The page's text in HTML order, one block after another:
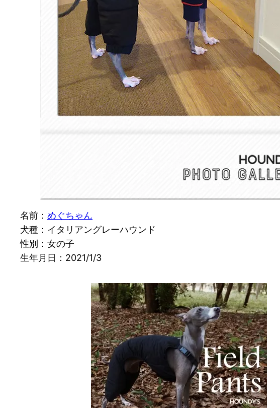
名前： めぐちゃん
犬種：イタリアングレーハウンド
性別：女の子
生年月日：2021/1/3